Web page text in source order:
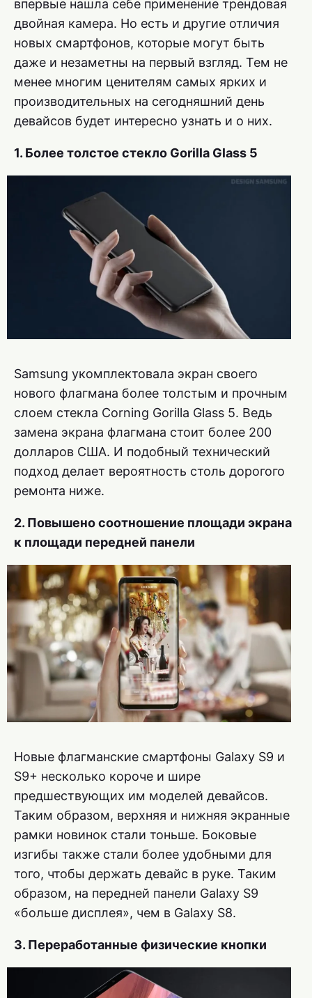
впервые нашла себе применение трендовая
двойная камера. Но есть и другие отличия
новых смартфонов, которые могут быть
даже и незаметны на первый взгляд. Тем не
менее многим ценителям самых ярких и
производительных на сегодняшний день
девайсов будет интересно узнать и о них.
1. Более толстое стекло Gorilla Glass 5
Samsung укомплектовала экран своего
нового флагмана более толстым и прочным
слоем стекла Corning Gorilla Glass 5. Ведь
замена экрана флагмана стоит более 200
долларов США. И подобный технический
подход делает вероятность столь дорогого
ремонта ниже.
2. Повышено соотношение площади экрана
к площади передней панели
Новые флагманские смартфоны Galaxy S9 и
S9+ несколько короче и шире
предшествующих им моделей девайсов.
Таким образом, верхняя и нижняя экранные
рамки новинок стали тоньше. Боковые
изгибы также стали более удобными для
того, чтобы держать девайс в руке. Таким
образом, на передней панели Galaxy S9
«больше дисплея», чем в Galaxy S8.
3. Переработанные физические кнопки